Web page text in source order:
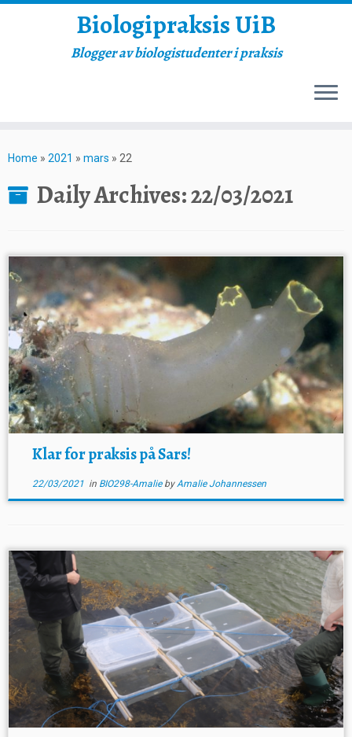
to
Biologipraksis UiB
Blogger av biologistudenter i praksis
Home » 2021 » mars » 22
Daily Archives:22/03/2021
Klar for praksis på Sars!
22/03/2021in BIO298-Amalie byAmalie Johannessen